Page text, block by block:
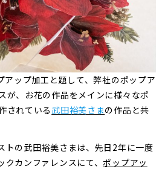
アップ加工と題して、弊社のポップア
が、お花の作品をメインに様々なポ
されている 武田裕美さまの作品と共
トの武田裕美さまは、先日2年に一度
クカンファレンスにて、ポップアッ